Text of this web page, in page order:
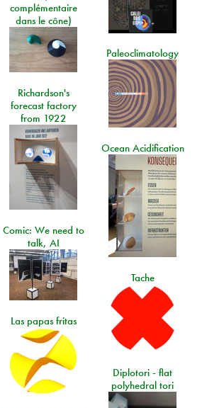
complémentaire
dans le cône)
Paleoclimatology
Richardson's
forecast factory
from 1922
Ocean Acidification
Comic: We need to
talk, AI
Tache
Las papas fritas
Diplotori - flat
polyhedral tori